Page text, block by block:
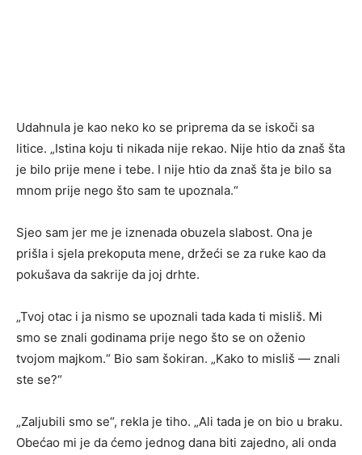
Udahnula je kao neko ko se priprema da se iskoči sa
litice. „Istina koju ti nikada nije rekao. Nije htio da znaš šta
je bilo prije mene i tebe. I nije htio da znaš šta je bilo sa
mnom prije nego što sam te upoznala.“
Sjeo sam jer me je iznenada obuzela slabost. Ona je
prišla i sjela prekoputa mene, držeći se za ruke kao da
pokušava da sakrije da joj drhte.
„Tvoj otac i ja nismo se upoznali tada kada ti misliš. Mi
smo se znali godinama prije nego što se on oženio
tvojom majkom.“ Bio sam šokiran. „Kako to misliš — znali
ste se?“
„Zaljubili smo se“, rekla je tiho. „Ali tada je on bio u braku.
Obećao mi je da ćemo jednog dana biti zajedno, ali onda